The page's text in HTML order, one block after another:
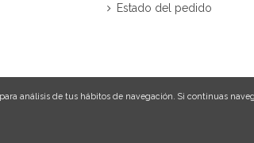
Estado del pedido
análisis de tus hábitos de navegación. Si continuas